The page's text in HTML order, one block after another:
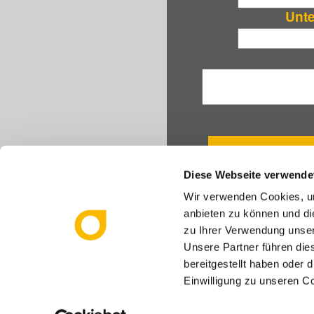
Diese Webseite
Wir verwenden Cookies,
anbieten zu können und
zu Ihrer Verwendung
Unsere Partner führen
bereitgestellt haben oder
Einwilligung zu unseren
WHITE PAPER BLOG
KONTAKT